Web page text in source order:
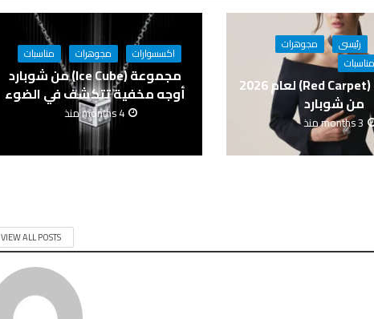
رئيسى
مجوهرات
مناسبات
مجوهرات (Red Carpet) لعام 2026
من شوبارد
3 months منذ
اكسسوارات مجوهرات مناسبات
مجموعة (Ice Cube) من شوبارد
أوجه مخفية تتكشف في الضوء
4 months منذ
VIEW ALL POSTS